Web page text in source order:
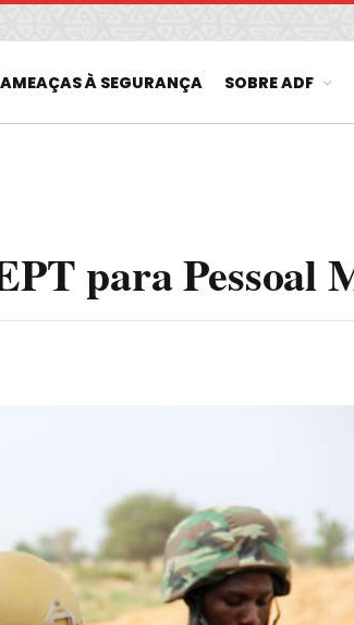
AMEAÇAS À SEGURANÇA SOBRE ADF
para Pessoal